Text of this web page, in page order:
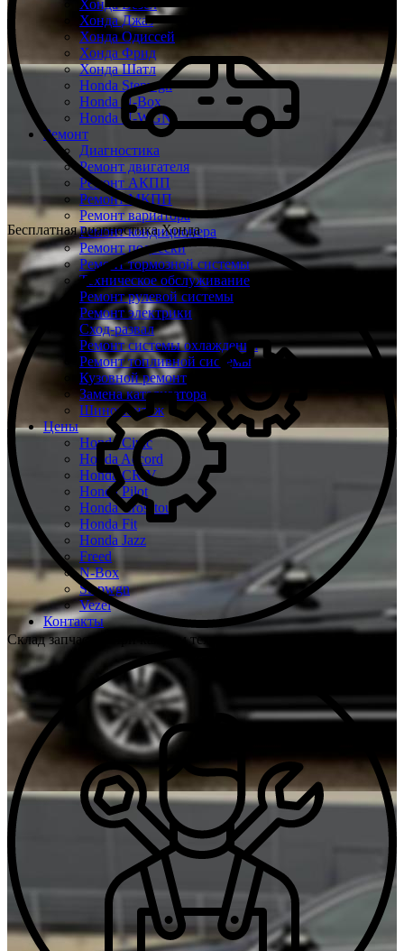
Хонда Везел
Хонда Джаз
Хонда Одиссей
Хонда Фрид
Хонда Шатл
Honda Stepwgn
Honda N-Box
Honda N-WGN
Ремонт
Диагностика
Ремонт двигателя
Ремонт АКПП
Ремонт МКПП
Ремонт вариатора
Ремонт кондиционера
Ремонт подвески
Ремонт тормозной системы
Техническое обслуживание
Ремонт рулевой системы
Ремонт электрики
Сход-развал
Ремонт системы охлаждения
Ремонт топливной системы
Кузовной ремонт
Замена катализатора
Шиномонтаж
Цены
Honda Civic
Honda Accord
Honda CR-V
Honda Pilot
Honda Crosstour
Honda Fit
Honda Jazz
Freed
N-Box
Stepwgn
Vezel
Контакты
Бесплатная диагностика Хонда
Склад запчастей при каждом техцентре